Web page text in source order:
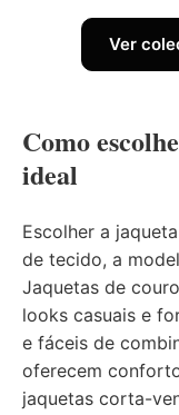
Ver
Como
ideal
Escolher a
de tecido, a
Jaquetas de
looks casuais e
e fáceis de
oferecem
jaquetas corta-